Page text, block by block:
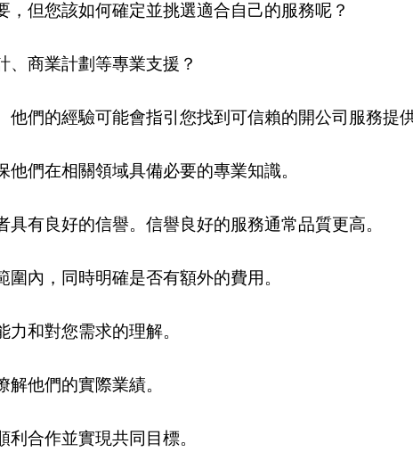
但您該如何確定並挑選適合自己的服務呢？
、商業計劃等專業支援？
們的經驗可能會指引您找到可信賴的開公司服務提供
們在相關領域具備必要的專業知識。
有良好的信譽。信譽良好的服務通常品質更高。
內，同時明確是否有額外的費用。
和對您需求的理解。
他們的實際業績。
合作並實現共同目標。